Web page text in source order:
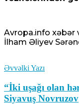
Avropa.info xəbər
İlham Əliyev
Əvvəlki Yazı
“İki uşağı olan
Siyavuş Novruzov